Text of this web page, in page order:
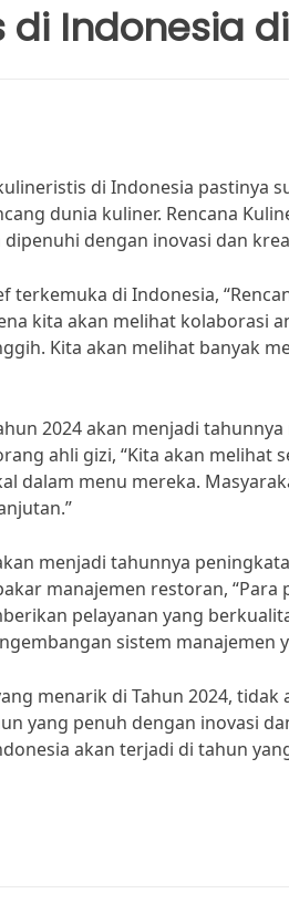
Indonesia
di Indonesia pastinya
dunia kuliner. Rencana
dengan inovasi dan
terkemuka di Indonesia,
kita akan melihat kolaborasi
Kita akan melihat banyak
2024 akan menjadi
ahli gizi, “Kita akan melihat
dalam menu mereka.
menjadi tahunnya
manajemen restoran, “Para
pelayanan yang
sistem manajemen
menarik di Tahun 2024, tidak
yang penuh dengan inovasi
akan terjadi di tahun